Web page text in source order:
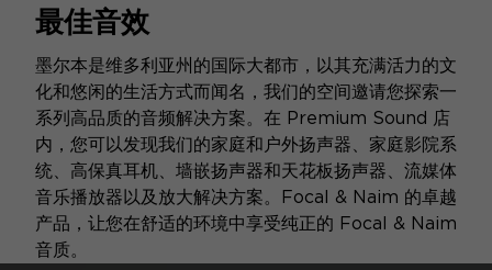
最佳音效
墨尔本是维多利亚州的国际大都市，以其充满活力的文
化和悠闲的生活方式而闻名，我们的空间邀请您探索一
系列高品质的音频解决方案。在 Premium Sound 店
内，您可以发现我们的家庭和户外扬声器、家庭影院系
统、高保真耳机、墙嵌扬声器和天花板扬声器、流媒体
音乐播放器以及放大解决方案。Focal & Naim 的卓越
产品，让您在舒适的环境中享受纯正的 Focal & Naim
音质。